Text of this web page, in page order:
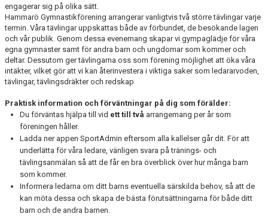
engagerar sig på olika sätt.
Hammarö Gymnastikförening arrangerar vanligtvis två större tävlingar varje
termin. Våra tävlingar uppskattas både av förbundet, de besökande lagen
och vår publik. Genom dessa evenemang skapar vi gympaglädje för våra
egna gymnaster samt för andra barn och ungdomar som kommer och
deltar. Dessutom ger tävlingarna oss som förening möjlighet att öka våra
intäkter, vilket gör att vi kan återinvestera i viktiga saker som ledararvoden,
tävlingar, tävlingsdräkter och redskap
Praktisk information och förväntningar på dig som förälder:
Du förväntas hjälpa till vid ett till två arrangemang per år som
föreningen håller.
Ladda ner appen SportAdmin eftersom alla kallelser går dit. För att
underlätta för våra ledare, vänligen svara på tränings- och
tävlingsanmälan så att de får en bra överblick över hur många barn
som kommer.
Informera ledarna om ditt barns eventuella särskilda behov, så att de
kan möta dessa och skapa de bästa förutsättningarna för både ditt
barn och de andra barnen.